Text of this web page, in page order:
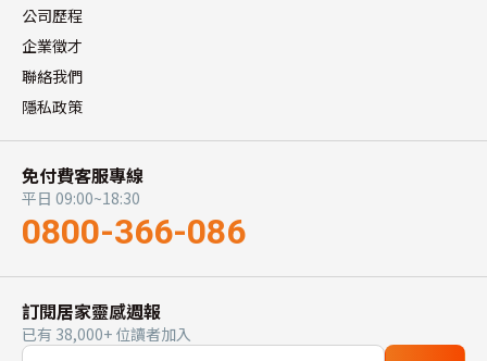
公司歷程
企業徵才
聯絡我們
隱私政策
免付費客服專線
平日 09:00~18:30
0800-366-086
訂閱居家靈感週報
已有 38,000+ 位讀者加入